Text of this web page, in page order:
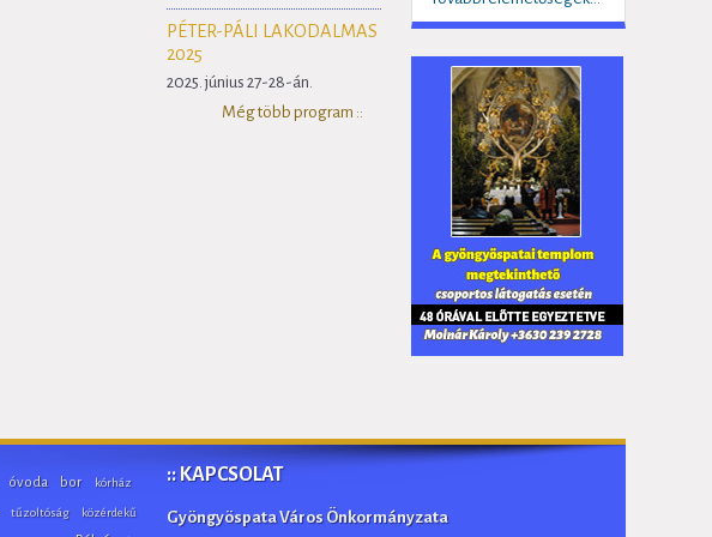
PÉTER-PÁLI LAKODALMAS
2025
2025. június 27-28-án.
Még több program ::
óvoda bor kórház
tűzoltóság közérdekű
:: KAPCSOLAT
Gyöngyöspata Város Önkormányzata